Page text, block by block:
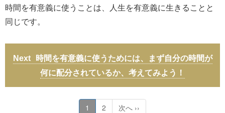
時間を有意義に使うことは、人生を有意義に生きることと
同じです。
時間を有意義に使うためには、まず自分の時間が
何に配分されているか、考えてみよう！
1 2 次へ ››